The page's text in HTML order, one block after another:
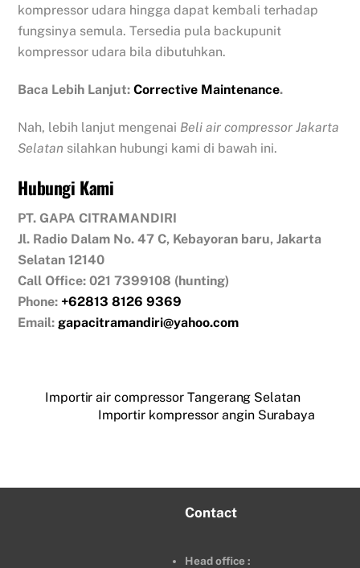
kompressor udara hingga dapat kembali terhadap
fungsinya semula. Tersedia pula backupunit
kompressor udara bila dibutuhkan.
Baca Lebih Lanjut:Corrective Maintenance.
Nah, lebih lanjut mengenai Beli air compressor Jakarta
Selatan silahkan hubungi kami di bawah ini.
Hubungi Kami
PT. GAPA CITRAMANDIRI
Jl. Radio Dalam No. 47 C, Kebayoran baru, Jakarta
Selatan 12140
Call Office: 021 7399108 (hunting)
Phone: +62813 8126 9369
Email: gapacitramandiri@yahoo.com
Importir air compressor Tangerang Selatan
Importir kompressor angin Surabaya
Contact
Head office :